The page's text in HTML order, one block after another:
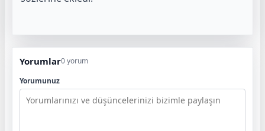
Yorumlar0 yorum
Yorumunuz